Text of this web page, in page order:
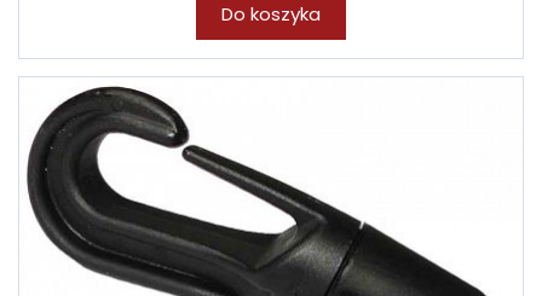
Do koszyka